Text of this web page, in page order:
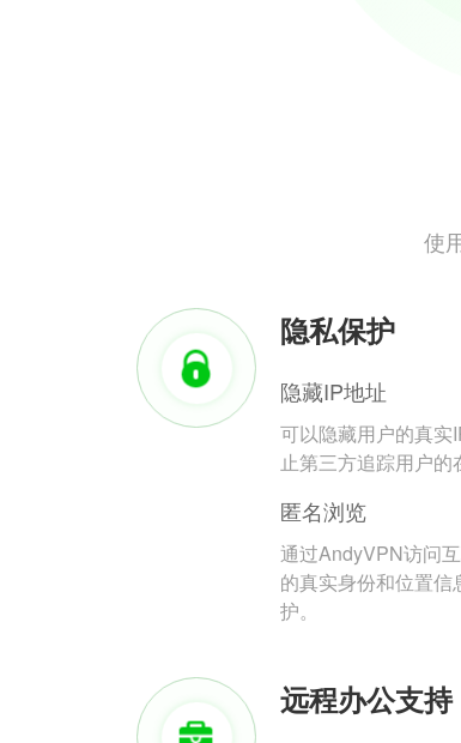
使
隐私保护
隐藏IP地址
可以隐藏用户的真实
止第三方追踪用户的
匿名浏览
通过AndyVPN访问
的真实身份和位置信
护。
远程办公支持